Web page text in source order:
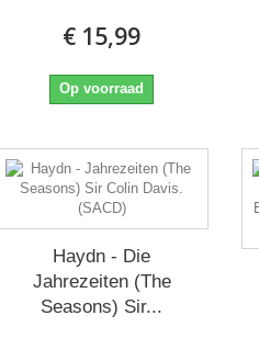
€ 15,99
Op voorraad
Haydn - Die
Jahrezeiten (The
Seasons) Sir...